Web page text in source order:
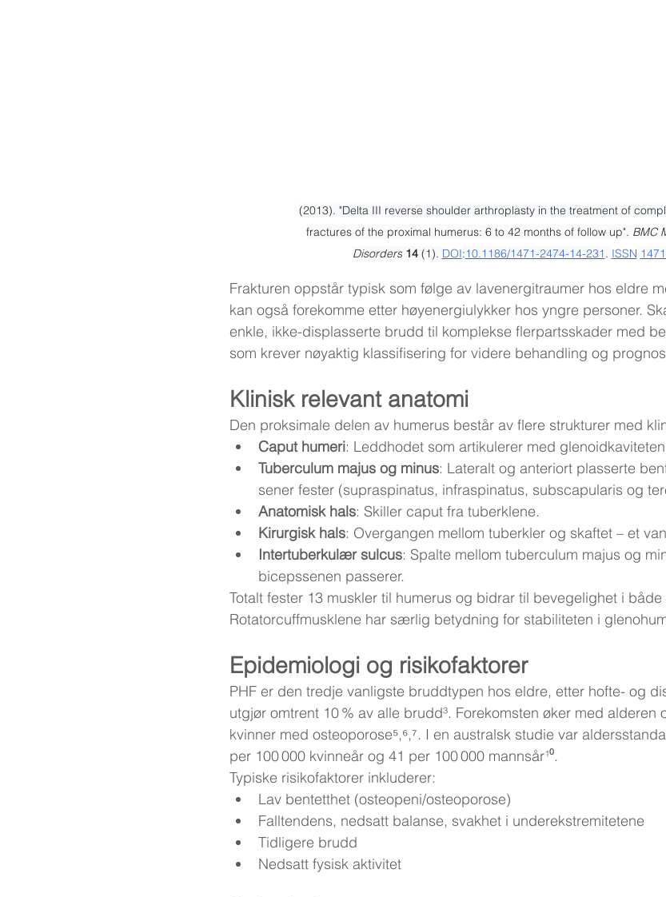
(2013). "Delta III reverse shoulder arthroplasty in the treatment of
fractures of the proximal humerus: 6 to 42 months of follow up". BMC
Disorders 14 (1). DOI:10.1186/1471-2474-14-231. ISSN
Frakturen oppstår typisk som følge av lavenergitraumer hos eldre
kan også forekomme etter høyenergiulykker hos yngre personer.
enkle, ikke-displasserte brudd til komplekse flerpartsskader med
som krever nøyaktig klassifisering for videre behandling og
Klinisk relevant anatomi
Den proksimale delen av humerus består av flere strukturer med
Caput humeri: Leddhodet som artikulerer med
Tuberculum majus og minus: Lateralt og anteriort plasserte
sener fester (supraspinatus, infraspinatus, subscapularis og
Anatomisk hals: Skiller caput fra tuberklene.
Kirurgisk hals: Overgangen mellom tuberkler og skaftet – et
Intertuberkulær sulcus: Spalte mellom tuberculum majus og
bicepssenen passerer.
Totalt fester 13 muskler til humerus og bidrar til bevegelighet i
Rotatorcuffmusklene har særlig betydning for stabiliteten i
Epidemiologi og risikofaktorer
PHF er den tredje vanligste bruddtypen hos eldre, etter hofte- og
utgjør omtrent 10 % av alle brudd³. Forekomsten øker med
kvinner med osteoporose⁵,⁶,⁷. I en australsk studie var
per 100 000 kvinneår og 41 per 100 000 mannsår¹⁰.
Typiske risikofaktorer inkluderer:
Lav bentetthet (osteopeni/osteoporose)
Falltendens, nedsatt balanse, svakhet i underekstremitetene
Tidligere brudd
Nedsatt fysisk aktivitet